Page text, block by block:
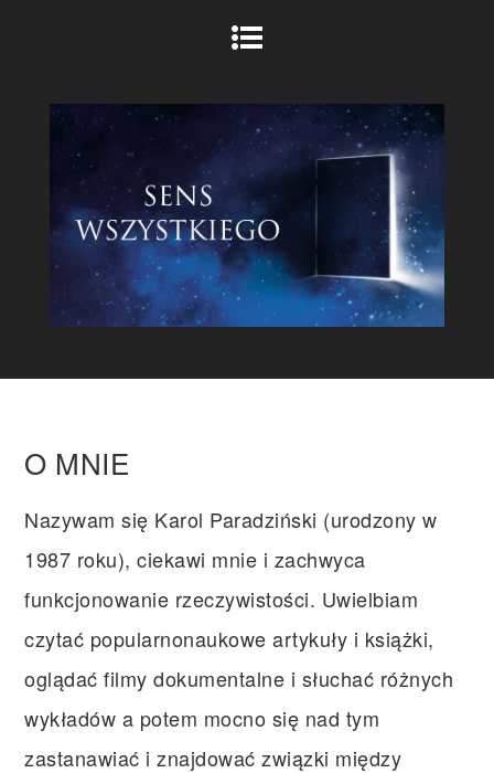
O MNIE
Nazywam się Karol Paradziński (urodzony w
1987 roku), ciekawi mnie i zachwyca
funkcjonowanie rzeczywistości. Uwielbiam
czytać popularnonaukowe artykuły i książki,
oglądać filmy dokumentalne i słuchać różnych
wykładów a potem mocno się nad tym
zastanawiać i znajdować związki między